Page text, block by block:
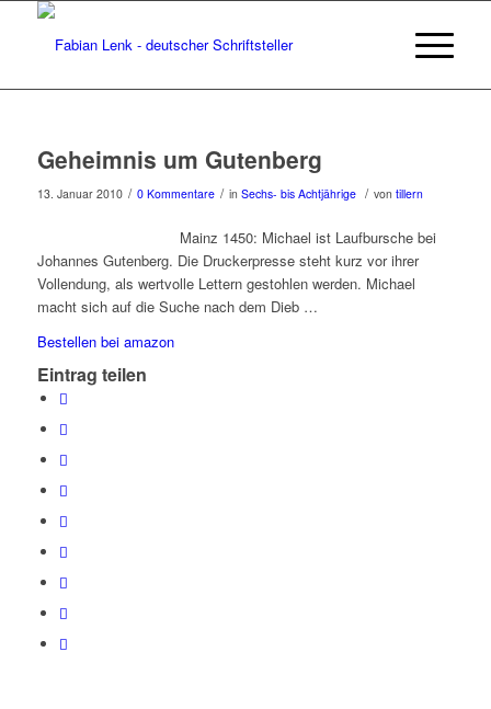
Geheimnis um Gutenberg
13. Januar 2010 / 0 Kommentare / in Sechs- bis Achtjährige / von tillern
Mainz 1450: Michael ist Laufbursche bei
Johannes Gutenberg. Die Druckerpresse steht kurz vor ihrer
Vollendung, als wertvolle Lettern gestohlen werden. Michael
macht sich auf die Suche nach dem Dieb …
Bestellen bei amazon
Eintrag teilen